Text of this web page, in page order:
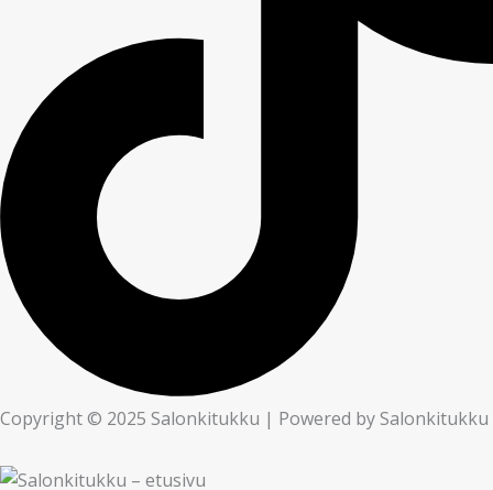
Copyright © 2025 Salonkitukku | Powered by Salonkitukku